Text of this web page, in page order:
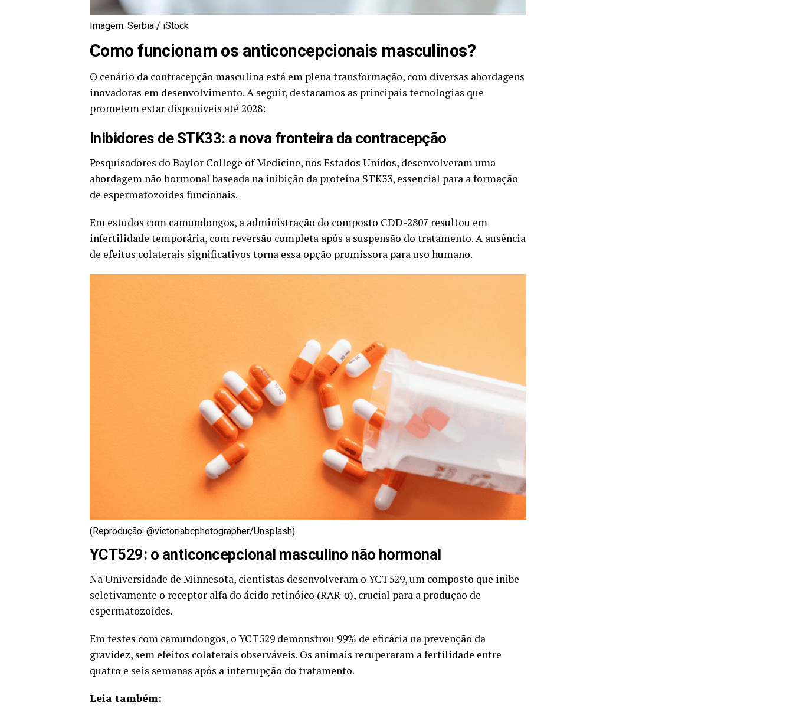
Imagem: Serbia / iStock
Como funcionam os anticoncepcionais masculinos?
O cenário da contracepção masculina está em plena transformação, com diversas abordagens
inovadoras em desenvolvimento. A seguir, destacamos as principais tecnologias que
prometem estar disponíveis até 2028:
Inibidores de STK33: a nova fronteira da contracepção
Pesquisadores do Baylor College of Medicine, nos Estados Unidos, desenvolveram uma
abordagem não hormonal baseada na inibição da proteína STK33, essencial para a formação
de espermatozoides funcionais.
Em estudos com camundongos, a administração do composto CDD-2807 resultou em
infertilidade temporária, com reversão completa após a suspensão do tratamento. A ausência
de efeitos colaterais significativos torna essa opção promissora para uso humano.
(Reprodução: @victoriabcphotographer/Unsplash)
YCT529: o anticoncepcional masculino não hormonal
Na Universidade de Minnesota, cientistas desenvolveram o YCT529, um composto que inibe
seletivamente o receptor alfa do ácido retinóico (RAR-α), crucial para a produção de
espermatozoides.
Em testes com camundongos, o YCT529 demonstrou 99% de eficácia na prevenção da
gravidez, sem efeitos colaterais observáveis. Os animais recuperaram a fertilidade entre
quatro e seis semanas após a interrupção do tratamento.
Leia também: